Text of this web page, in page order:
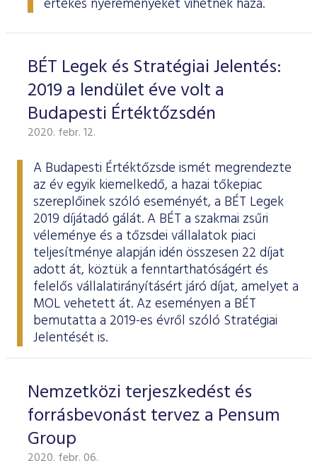
értékes nyereményeket vihetnek haza.
BÉT Legek és Stratégiai Jelentés:
2019 a lendület éve volt a
Budapesti Értéktőzsdén
2020. febr. 12.
A Budapesti Értéktőzsde ismét megrendezte
az év egyik kiemelkedő, a hazai tőkepiac
szereplőinek szóló eseményét, a BÉT Legek
2019 díjátadó gálát. A BÉT a szakmai zsűri
véleménye és a tőzsdei vállalatok piaci
teljesítménye alapján idén összesen 22 díjat
adott át, köztük a fenntarthatóságért és
felelős vállalatirányításért járó díjat, amelyet a
MOL vehetett át. Az eseményen a BÉT
bemutatta a 2019-es évről szóló Stratégiai
Jelentését is.
Nemzetközi terjeszkedést és
forrásbevonást tervez a Pensum
Group
2020. febr. 06.